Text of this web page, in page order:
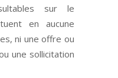
sur le
en aucune
ni une offre ou
une sollicitation